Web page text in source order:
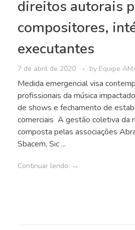
direitos autorais
compositores,
executantes
7 de abril de 2020 by Equipe
Medida emergencial visa
profissionais da música
de shows e fechamento de
comerciais A gestão coletiva da
composta pelas associações
Sbacem, Sic ...
Continuar lendo